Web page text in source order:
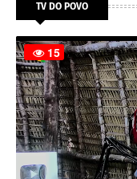
TV DO POVO